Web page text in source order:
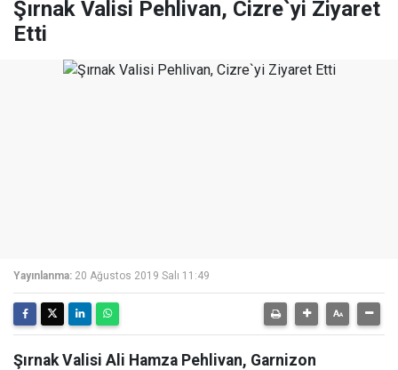
Şırnak Valisi Pehlivan, Cizre`yi Ziyaret
Etti
Yayınlanma: 20 Ağustos 2019 Salı 11:49
Şırnak Valisi Ali Hamza Pehlivan, Garnizon